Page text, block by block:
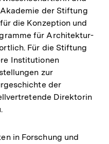
der Stiftung
die Konzeption und
für Architektur-
Für die Stiftung
Institutionen
zur
der
Direktorin
in Forschung und